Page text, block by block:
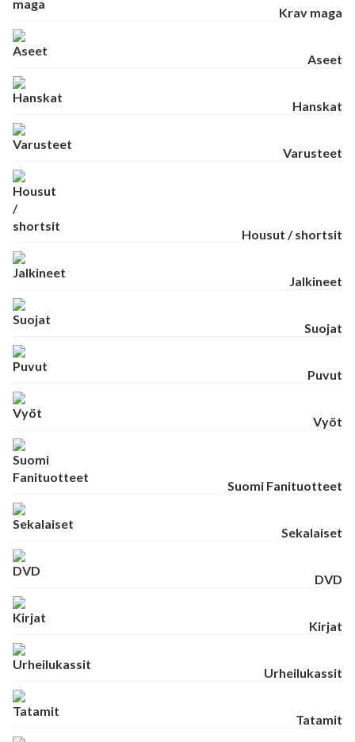
Krav maga
Aseet
Hanskat
Varusteet
Housut / shortsit
Jalkineet
Suojat
Puvut
Vyöt
Suomi Fanituotteet
Sekalaiset
DVD
Kirjat
Urheilukassit
Tatamit